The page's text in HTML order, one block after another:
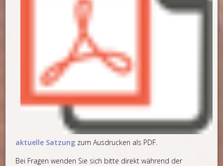
aktuelle Satzung zum Ausdrucken als PDF.
Bei Fragen wenden Sie sich bitte direkt während der